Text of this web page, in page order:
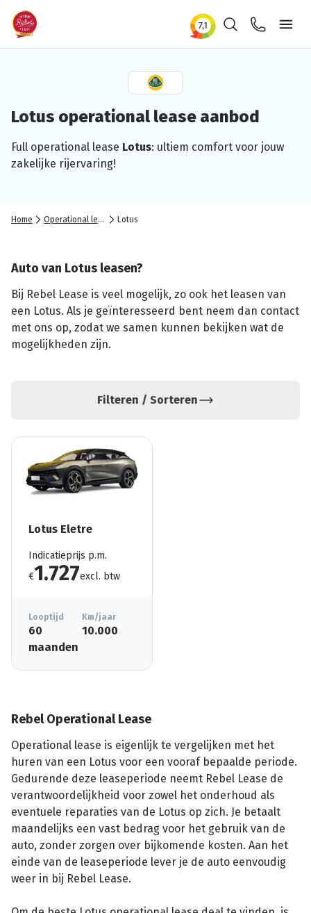
ZoekenContact
Lotus operationallease aanbod
Full operational lease Lotus: ultiem comfort voor jouw
zakelijke rijervaring!
Home Operational lease Lotus
Auto van Lotus leasen?
Bij Rebel Lease is veel mogelijk, zo ook het leasen van
een Lotus. Als je geïnteresseerd bent neem dan contact
met ons op, zodat we samen kunnen bekijken wat de
mogelijkheden zijn.
Filteren / Sorteren
Lotus Eletre
Indicatieprijs p.m.
€1.727excl. btw
Looptijd
60
maanden
Km/jaar
10.000
Rebel Operational Lease
Operational lease is eigenlijk te vergelijken met het
huren van een Lotus voor een vooraf bepaalde periode.
Gedurende deze leaseperiode neemt Rebel Lease de
verantwoordelijkheid voor zowel het onderhoud als
eventuele reparaties van de Lotus op zich. Je betaalt
maandelijks een vast bedrag voor het gebruik van de
auto, zonder zorgen over bijkomende kosten. Aan het
einde van de leaseperiode lever je de auto eenvoudig
weer in bij Rebel Lease.